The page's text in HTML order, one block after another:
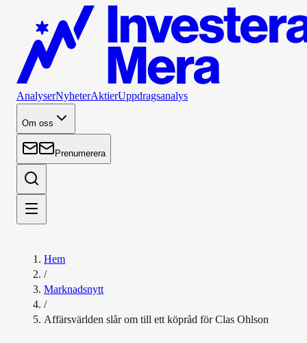
AnalyserNyheterAktierUppdragsanalys
Om oss
Prenumerera
Hem
/
Marknadsnytt
/
Affärsvärlden slår om till ett köpråd för Clas Ohlson